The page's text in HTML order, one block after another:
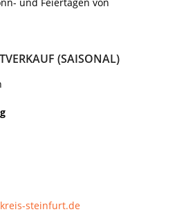
(SAISONAL)
steinfurt.de